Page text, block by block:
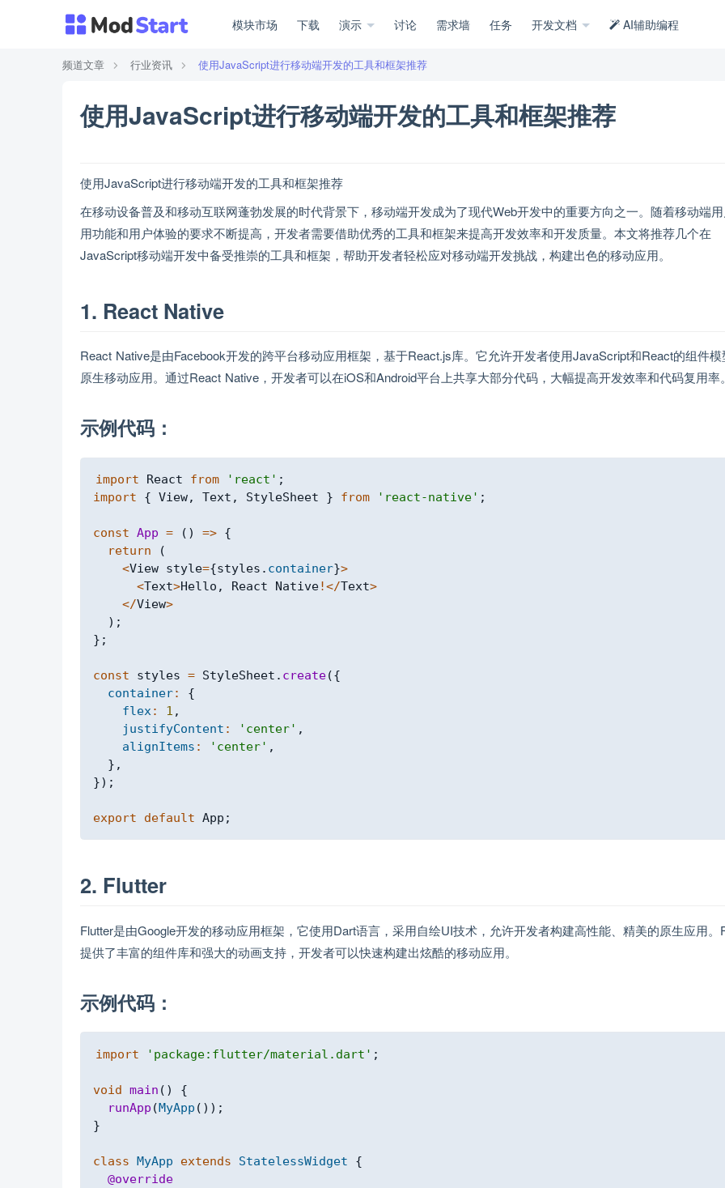
模块市场 下载 演示 讨论 需求墙 任务 开发文档 AI辅助编程
频道文章 行业资讯 使用JavaScript进行移动端开发的工具和框架推荐
使用JavaScript进行移动端开发的工具和框架推荐
使用JavaScript进行移动端开发的工具和框架推荐
在移动设备普及和移动互联网蓬勃发展的时代背景下，移动端开发成为了现代Web开发中的重要方向之一。随着移动端
用功能和用户体验的要求不断提高，开发者需要借助优秀的工具和框架来提高开发效率和开发质量。本文将推荐几个在
JavaScript移动端开发中备受推崇的工具和框架，帮助开发者轻松应对移动端开发挑战，构建出色的移动应用。
1. React Native
React Native是由Facebook开发的跨平台移动应用框架，基于React.js库。它允许开发者使用JavaScript和React的组件模
原生移动应用。通过React Native，开发者可以在iOS和Android平台上共享大部分代码，大幅提高开发效率和代码复用率。
示例代码：
import React from 'react' ;
import
{ View, Text , StyleSheet } from 'react-native' ;
const App = ( ) => {
return
(
<View style={styles . container}>
<Text>Hello , React Native!</Text>
</View>
) ;
} ;
const styles = StyleSheet . create({
container:
{
flex: 1 ,
justifyContent : 'center' ,
alignItems : 'center' ,
} ,
}) ;
export default App ;
2. Flutter
Flutter是由Google开发的移动应用框架，它使用Dart语言，采用自绘UI技术，允许开发者构建高性能、精美的原生应用。
提供了丰富的组件库和强大的动画支持，开发者可以快速构建出炫酷的移动应用。
示例代码：
import 'package:flutter/material.dart' ;
void main ( )
{
runApp (MyApp ( ) ) ;
}
class MyApp extends StatelessWidget
{
@override